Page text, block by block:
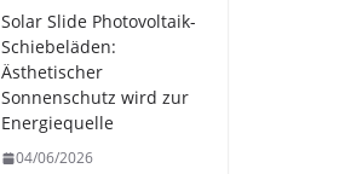
Solar Slide Photovoltaik-
Schiebeläden:
Ästhetischer
Sonnenschutz wird zur
Energiequelle
04/06/2026